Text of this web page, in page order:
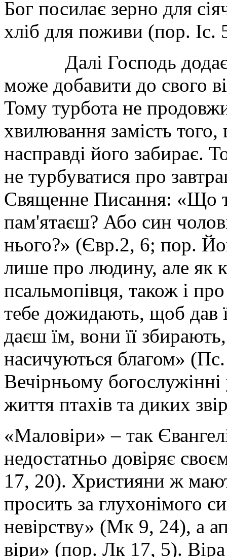
Бог посилає зерно для
хліб для поживи (пор. Іс.
Далі Господь додає:
може добавити до свого
Тому турбота не
хвилювання замість
насправді його забирає.
не турбуватися про
Священне Писання: «Що
пам'ятаєш? Або син
нього?» (Євр.2, 6; пор.
лише про людину, але як
псальмопівця, також і про
тебе дожидають, щоб дав
даєш їм, вони її
насичуються благом»
Вечірньому
життя птахів та диких
«Маловіри» – так
недостатньо довіряє
17, 20). Християни ж
просить за глухонімого
невірству» (Мк 9, 24), а
віри» (пор. Лк 17, 5).